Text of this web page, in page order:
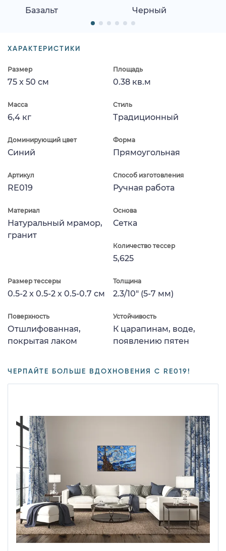
Базальт Черный
ХАРАКТЕРИСТИКИ
Размер
75 x 50 см
Площадь
0.38 кв.м
Масса
6,4 кг
Стиль
Традиционный
Доминирующий цвет
Синий
Форма
Прямоугольная
Артикул
RE019
Способ изготовления
Ручная работа
Материал
Натуральный мрамор,
гранит
Основа
Сетка
Количество тессер
5,625
Размер тессеры
0.5-2 x 0.5-2 x 0.5-0.7 см
Толщина
2.3/10" (5-7 мм)
Поверхность
Отшлифованная,
покрытая лаком
Устойчивость
К царапинам, воде,
появлению пятен
ЧЕРПАЙТЕ БОЛЬШЕ ВДОХНОВЕНИЯ С RE019!